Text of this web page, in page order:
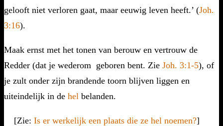
gelooft niet verloren gaat, maar eeuwig leven heeft.’ (Joh.
3:16).
Maak ernst met het tonen van berouw en vertrouw de
Redder (dat je wederom geboren bent. Zie Joh. 3:1-5), of
je zult onder zijn brandende toorn blijven liggen en
uiteindelijk in de hel belanden.
[Zie: Is er werkelijk een plaats die ze hel noemen?]